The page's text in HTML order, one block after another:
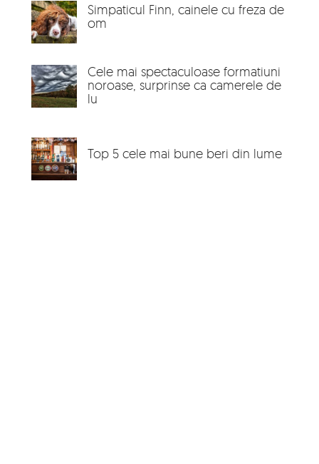
Simpaticul Finn, cainele cu freza de
om
Cele mai spectaculoase formatiuni
noroase, surprinse ca camerele de
lu
Top 5 cele mai bune beri din lume